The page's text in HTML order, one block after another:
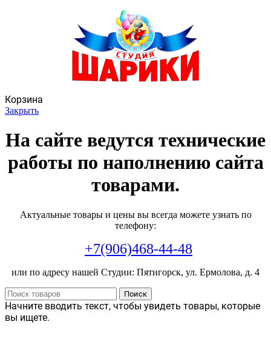
Корзина
Закрыть
На сайте ведутся технические
работы по наполнению сайта
товарами.
Актуальные товары и цены вы всегда можете узнать по
телефону:
+7(906)468-44-48
или по адресу нашей Студии: Пятигорск, ул. Ермолова, д. 4
Поиск
Начните вводить текст, чтобы увидеть товары, которые
вы ищете.